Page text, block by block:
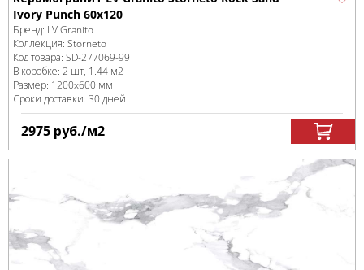
Ivory Punch 60x120
Бренд: LV Granito
Коллекция: Storneto
Код товара: SD-277069-99
В коробке: 2 шт, 1.44 м2
Размер: 1200x600 мм
Сроки доставки: 30 дней
2975 руб./м2